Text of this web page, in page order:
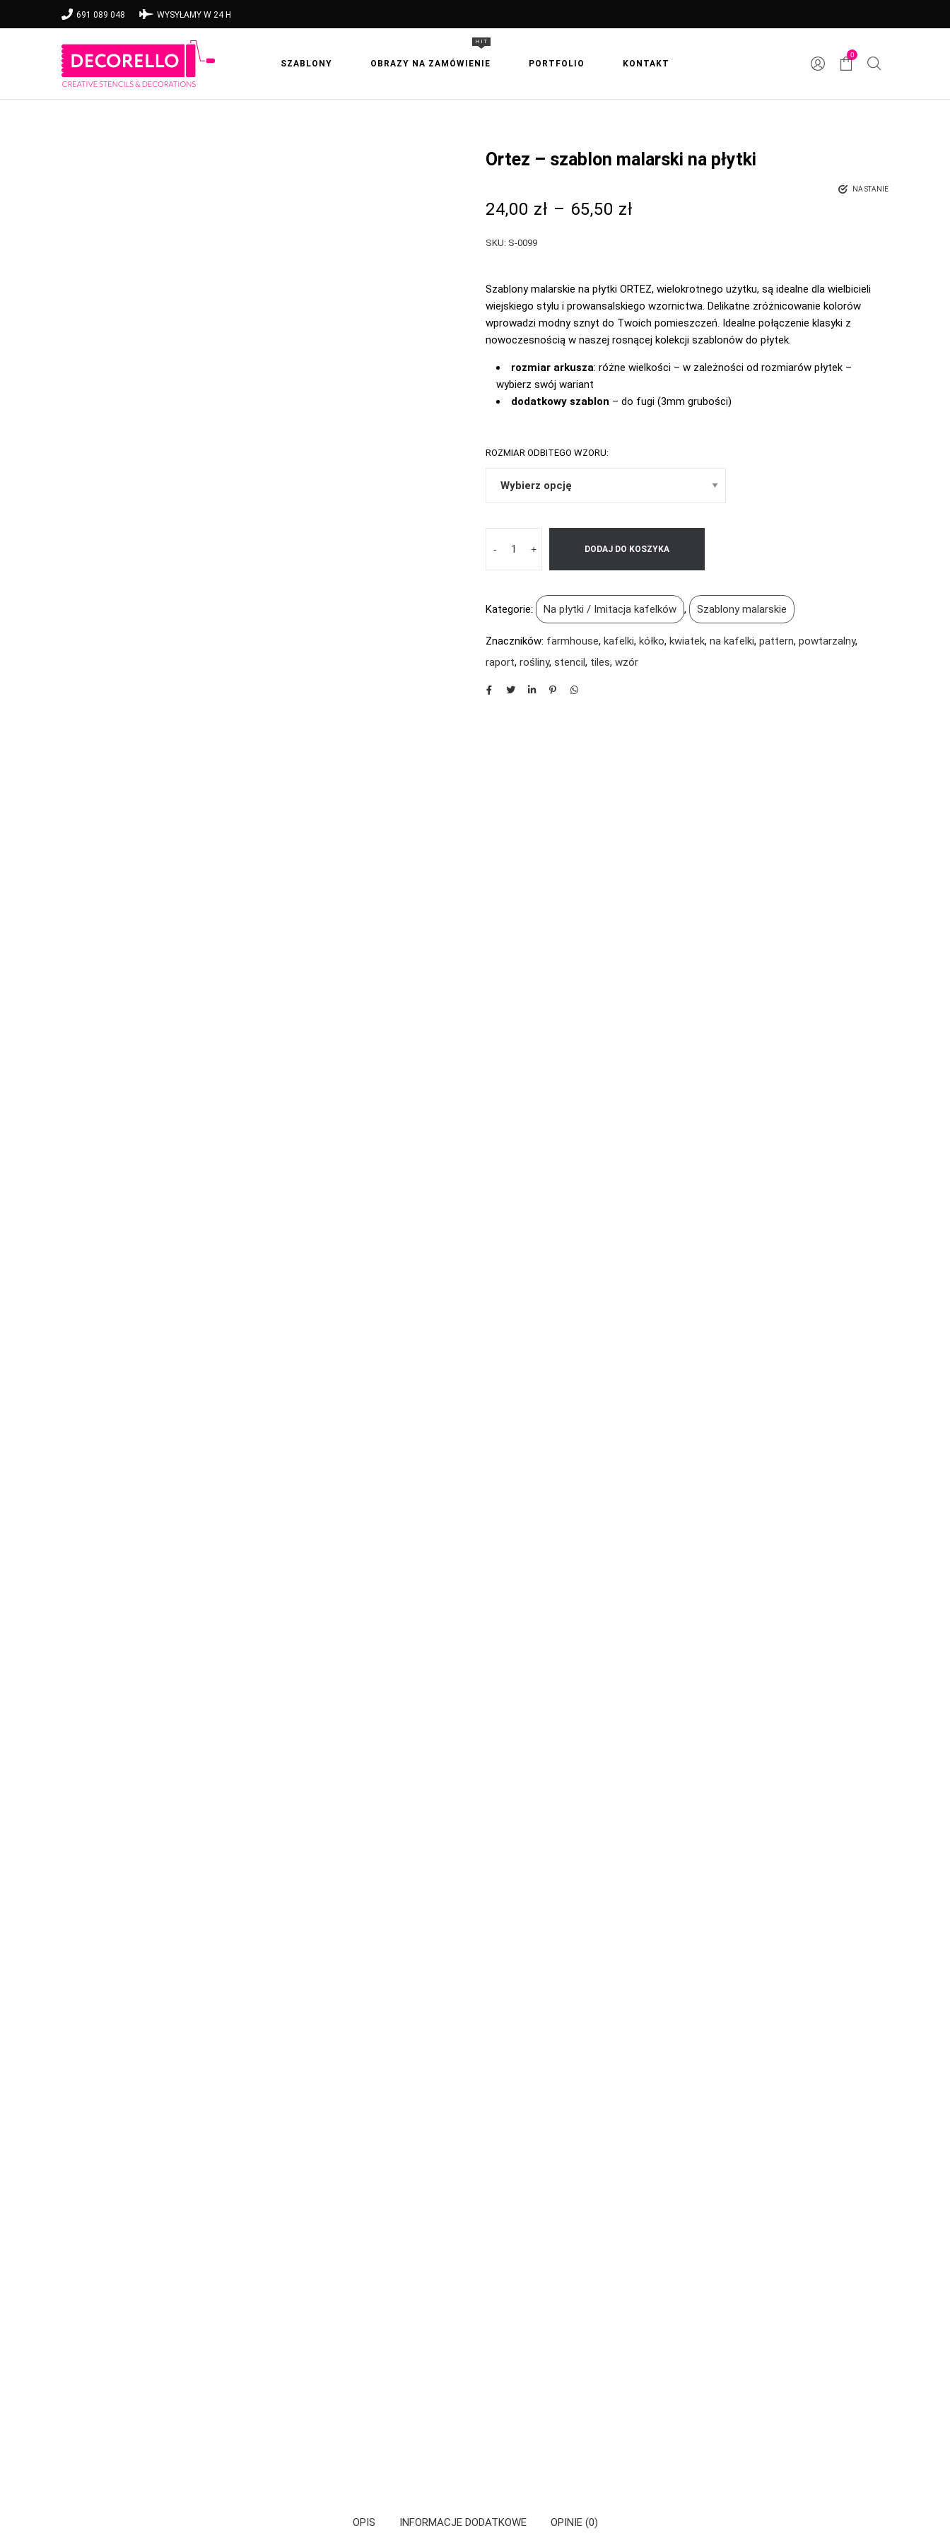
691 089 048 WYSYŁAMY W 24 H
SZABLONY OBRAZY NA ZAMÓWIENIE
HIT
PORTFOLIO KONTAKT
0
Ortez – szablon malarski na płytki
NA STANIE
24,00 zł – 65,50 zł
SKU: S-0099
Szablony malarskie na płytki ORTEZ, wielokrotnego użytku, są idealne dla wielbicieli
wiejskiego stylu i prowansalskiego wzornictwa. Delikatne zróżnicowanie kolorów
wprowadzi modny sznyt do Twoich pomieszczeń. Idealne połączenie klasyki z
nowoczesnością w naszej rosnącej kolekcji szablonów do płytek.
rozmiar arkusza: różne wielkości – w zależności od rozmiarów płytek –
wybierz swój wariant
dodatkowy szablon – do fugi (3mm grubości)
ROZMIAR ODBITEGO WZORU:
- + DODAJ DO KOSZYKA
Kategorie: Na płytki / Imitacja kafelków , Szablony malarskie
Znaczników: farmhouse, kafelki, kółko, kwiatek, na kafelki, pattern, powtarzalny,
raport, rośliny, stencil, tiles, wzór
OPIS INFORMACJE DODATKOWE OPINIE (0)